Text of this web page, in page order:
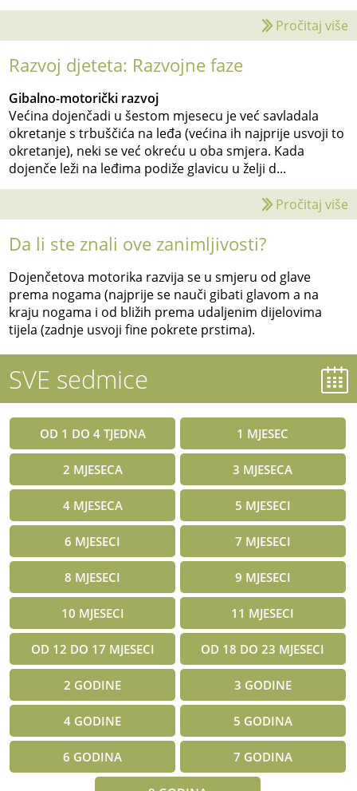
Pročitaj više
Razvoj djeteta: Razvojne faze
Gibalno-motorički razvoj
Većina dojenčadi u šestom mjesecu je već savladala
okretanje s trbuščića na leđa (većina ih najprije usvoji to
okretanje), neki se već okreću u oba smjera. Kada
dojenče leži na leđima podiže glavicu u želji d...
Pročitaj više
Da li ste znali ove zanimljivosti?
Dojenčetova motorika razvija se u smjeru od glave
prema nogama (najprije se nauči gibati glavom a na
kraju nogama i od bližih prema udaljenim dijelovima
tijela (zadnje usvoji fine pokrete prstima).
SVE sedmice
OD 1 DO 4 TJEDNA 1 MJESEC
2 MJESECA 3 MJESECA
4 MJESECA 5 MJESECI
6 MJESECI 7 MJESECI
8 MJESECI 9 MJESECI
10 MJESECI 11 MJESECI
OD 12 DO 17 MJESECI OD 18 DO 23 MJESECI
2 GODINE 3 GODINE
4 GODINE 5 GODINA
6 GODINA 7 GODINA